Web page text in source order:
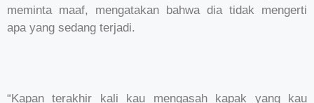
meminta maaf, mengatakan bahwa dia tidak mengerti
apa yang sedang terjadi.
“Kapan terakhir kali kau mengasah kapak yang kau